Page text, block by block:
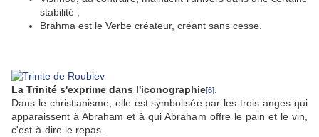
stabilité ;
Brahma est le Verbe créateur, créant sans cesse.
La Trinité s'exprime dans l'iconographie[6]
Dans le christianisme, elle est symbolisée par les trois anges qui
apparaissent à Abraham et à qui Abraham offre le pain et le vin,
c'est-à-dire le repas.